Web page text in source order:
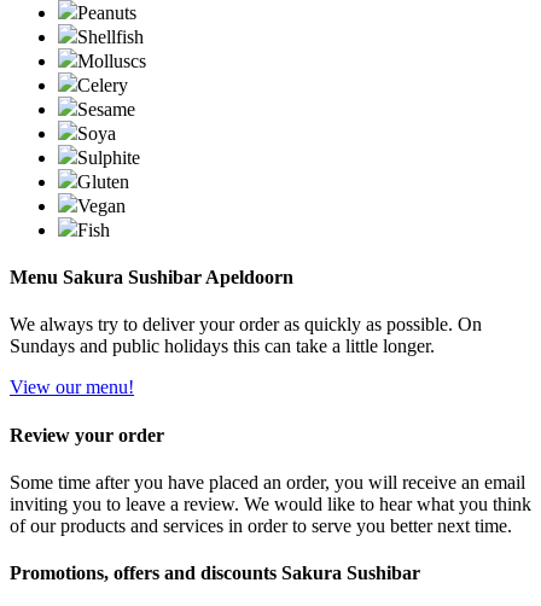
Peanuts
Shellfish
Molluscs
Celery
Sesame
Soya
Sulphite
Gluten
Vegan
Fish
Menu Sakura Sushibar Apeldoorn
We always try to deliver your order as quickly as possible. On
Sundays and public holidays this can take a little longer.
View our menu!
Review your order
Some time after you have placed an order, you will receive an email
inviting you to leave a review. We would like to hear what you think
of our products and services in order to serve you better next time.
Promotions, offers and discounts Sakura Sushibar